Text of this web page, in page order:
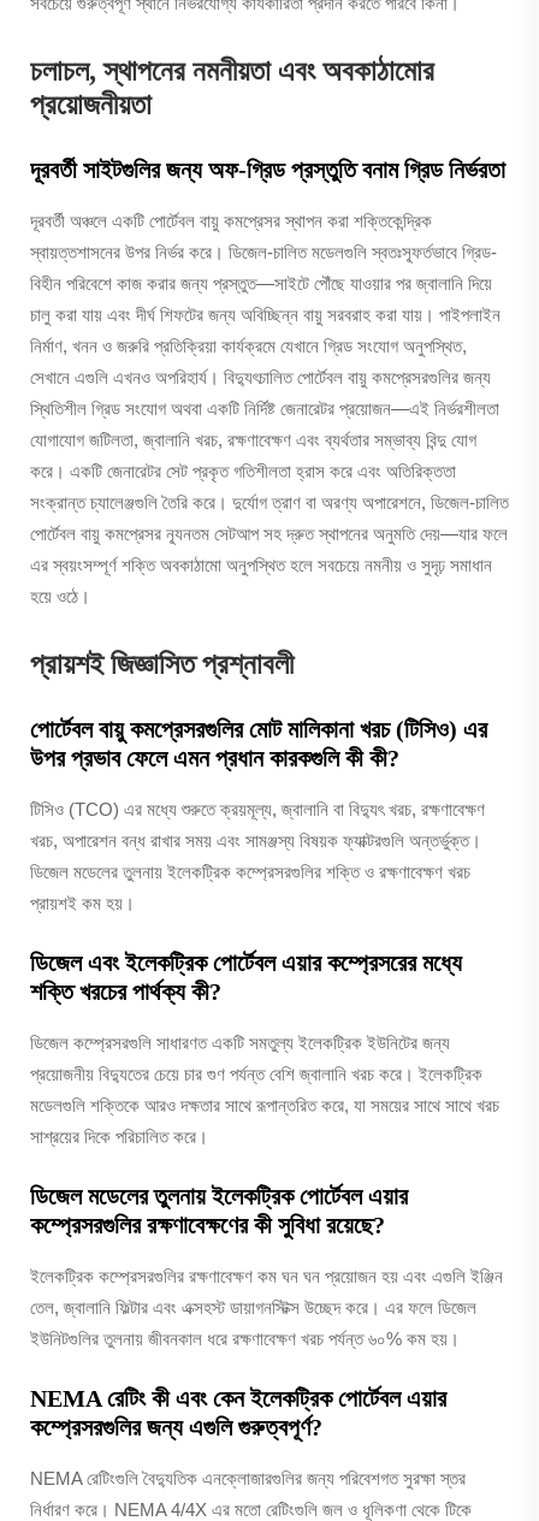
চলাচল, স্থাপনের নমনীয়তা এবং অবকাঠামোর
প্রয়োজনীয়তা
দূরবর্তী সাইটগুলির জন্য অফ-গ্রিড প্রস্তুতি বনাম গ্রিড নির্ভরতা
দূরবর্তী অঞ্চলে একটি পোর্টেবল বায়ু কমপ্রেসর স্থাপন করা শক্তিকেন্দ্রিক
স্বায়ত্তশাসনের উপর নির্ভর করে। ডিজেল-চালিত মডেলগুলি স্বতঃস্ফূর্তভাবে গ্রিড-
বিহীন পরিবেশে কাজ করার জন্য প্রস্তুত—সাইটে পৌঁছে যাওয়ার পর জ্বালানি দিয়ে
চালু করা যায় এবং দীর্ঘ শিফটের জন্য অবিচ্ছিন্ন বায়ু সরবরাহ করা যায়। পাইপলাইন
নির্মাণ, খনন ও জরুরি প্রতিক্রিয়া কার্যক্রমে যেখানে গ্রিড সংযোগ অনুপস্থিত,
সেখানে এগুলি এখনও অপরিহার্য। বিদ্যুৎচালিত পোর্টেবল বায়ু কমপ্রেসরগুলির জন্য
স্থিতিশীল গ্রিড সংযোগ অথবা একটি নির্দিষ্ট জেনারেটর প্রয়োজন—এই নির্ভরশীলতা
যোগাযোগ জটিলতা, জ্বালানি খরচ, রক্ষণাবেক্ষণ এবং ব্যর্থতার সম্ভাব্য বিন্দু যোগ
করে। একটি জেনারেটর সেট প্রকৃত গতিশীলতা হ্রাস করে এবং অতিরিক্ততা
সংক্রান্ত চ্যালেঞ্জগুলি তৈরি করে। দুর্যোগ ত্রাণ বা অরণ্য অপারেশনে, ডিজেল-চালিত
পোর্টেবল বায়ু কমপ্রেসর ন্যূনতম সেটআপ সহ দ্রুত স্থাপনের অনুমতি দেয়—যার ফলে
এর স্বয়ংসম্পূর্ণ শক্তি অবকাঠামো অনুপস্থিত হলে সবচেয়ে নমনীয় ও সুদৃঢ় সমাধান
হয়ে ওঠে।
প্রায়শই জিজ্ঞাসিত প্রশ্নাবলী
পোর্টেবল বায়ু কমপ্রেসরগুলির মোট মালিকানা খরচ (টিসিও) এর
উপর প্রভাব ফেলে এমন প্রধান কারকগুলি কী কী?
টিসিও (TCO) এর মধ্যে শুরুতে ক্রয়মূল্য, জ্বালানি বা বিদ্যুৎ খরচ, রক্ষণাবেক্ষণ
খরচ, অপারেশন বন্ধ রাখার সময় এবং সামঞ্জস্য বিষয়ক ফ্যাক্টরগুলি অন্তর্ভুক্ত।
ডিজেল মডেলের তুলনায় ইলেকট্রিক কম্প্রেসরগুলির শক্তি ও রক্ষণাবেক্ষণ খরচ
প্রায়শই কম হয়।
ডিজেল এবং ইলেকট্রিক পোর্টেবল এয়ার কম্প্রেসরের মধ্যে
শক্তি খরচের পার্থক্য কী?
ডিজেল কম্প্রেসরগুলি সাধারণত একটি সমতুল্য ইলেকট্রিক ইউনিটের জন্য
প্রয়োজনীয় বিদ্যুতের চেয়ে চার গুণ পর্যন্ত বেশি জ্বালানি খরচ করে। ইলেকট্রিক
মডেলগুলি শক্তিকে আরও দক্ষতার সাথে রূপান্তরিত করে, যা সময়ের সাথে সাথে খরচ
সাশ্রয়ের দিকে পরিচালিত করে।
ডিজেল মডেলের তুলনায় ইলেকট্রিক পোর্টেবল এয়ার
কম্প্রেসরগুলির রক্ষণাবেক্ষণের কী সুবিধা রয়েছে?
ইলেকট্রিক কম্প্রেসরগুলির রক্ষণাবেক্ষণ কম ঘন ঘন প্রয়োজন হয় এবং এগুলি ইঞ্জিন
তেল, জ্বালানি ফিল্টার এবং এক্সহস্ট ডায়াগনস্টিক্স উচ্ছেদ করে। এর ফলে ডিজেল
ইউনিটগুলির তুলনায় জীবনকাল ধরে রক্ষণাবেক্ষণ খরচ পর্যন্ত ৬০% কম হয়।
NEMA রেটিং কী এবং কেন ইলেকট্রিক পোর্টেবল এয়ার
কম্প্রেসরগুলির জন্য এগুলি গুরুত্বপূর্ণ?
NEMA রেটিংগুলি বৈদ্যুতিক এনক্লোজারগুলির জন্য পরিবেশগত সুরক্ষা স্তর
নির্ধারণ করে। NEMA 4/4X এর মতো রেটিংগুলি জল ও ধূলিকণা থেকে টিকে